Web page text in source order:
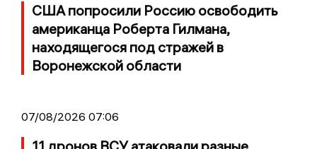
США попросили Россию освободить
американца Роберта Гилмана,
находящегося под стражей в
Воронежской области
07/08/2026 07:06